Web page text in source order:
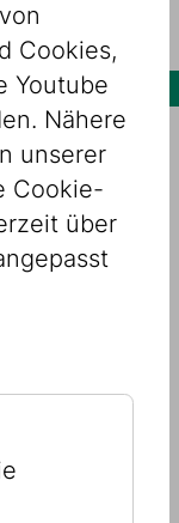
Cookies,
Youtube
Nähere
unserer
Cookie-
über